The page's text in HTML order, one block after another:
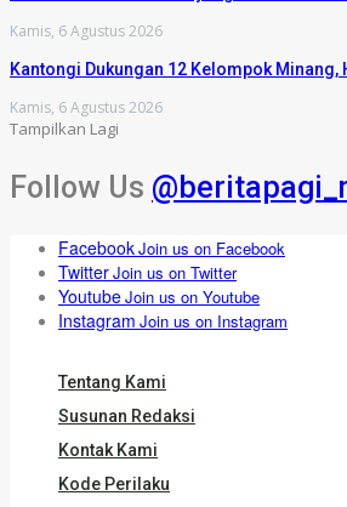
Kamis, 6 Agustus 2026
Kantongi Dukungan 12 Kelompok
Kamis, 6 Agustus 2026
Tampilkan Lagi
Follow Us
FacebookJoin us on Facebook
TwitterJoin us on Twitter
YoutubeJoin us on Youtube
Instagram Join us on Instagram
Tentang Kami
Susunan Redaksi
Kontak Kami
Kode Perilaku